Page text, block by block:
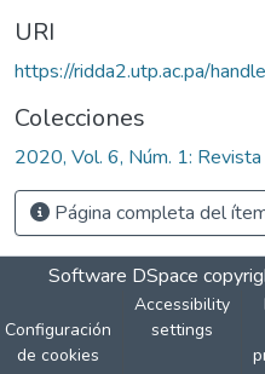
URI
https://ridda2.utp.ac.pa/
Colecciones
2020, Vol. 6, Núm. 1:
Página completa del
Software DSpace
Configuración
de cookies
Accessibility
settings